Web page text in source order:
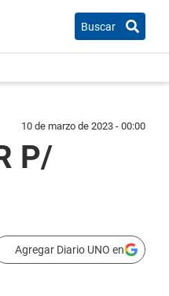
Buscar
10 de marzo de 2023 - 00:00
P/
Agregar Diario UNO en